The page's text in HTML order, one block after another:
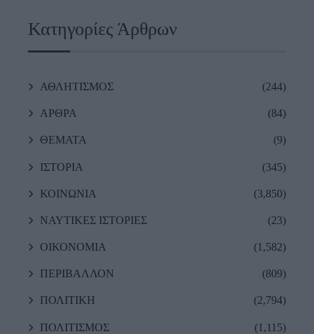
Κατηγορίες Άρθρων
ΑΘΛΗΤΙΣΜΟΣ (244)
ΑΡΘΡΑ (84)
ΘΕΜΑΤΑ (9)
ΙΣΤΟΡΙΑ (345)
ΚΟΙΝΩΝΙΑ (3,850)
ΝΑΥΤΙΚΕΣ ΙΣΤΟΡΙΕΣ (23)
ΟΙΚΟΝΟΜΙΑ (1,582)
ΠΕΡΙΒΑΛΛΟΝ (809)
ΠΟΛΙΤΙΚΗ (2,794)
ΠΟΛΙΤΙΣΜΟΣ (1,115)